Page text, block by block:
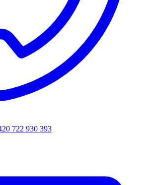
722 930 393